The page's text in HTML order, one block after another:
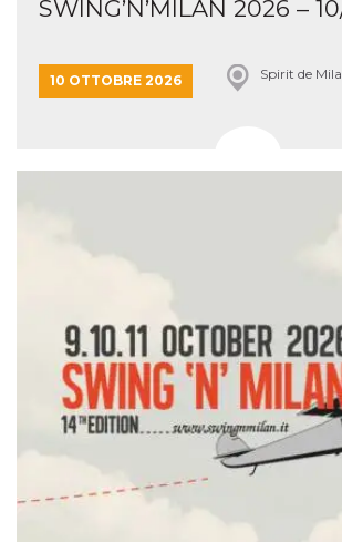
SWING’N’MILAN 2026 –
10 OTTOBRE 2026 Spirit de